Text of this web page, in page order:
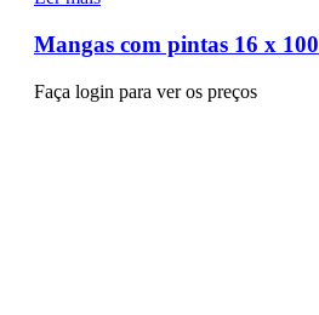
Mangas com pintas 16 x 100
Faça login para ver os preços